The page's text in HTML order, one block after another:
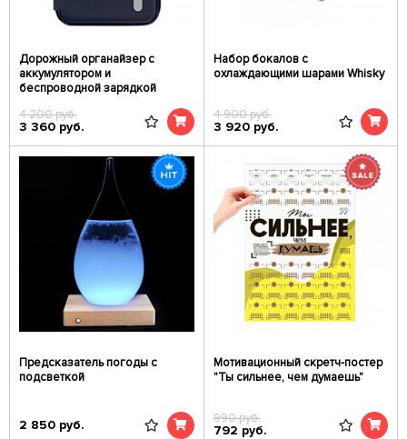
Дорожный органайзер с
аккумулятором и
беспроводной зарядкой
4 200руб.
3 360 руб.
Набор бокалов с
охлаждающими шарами Whisky
4 900руб.
3 920 руб.
Предсказатель погоды с
подсветкой
2 850 руб.
Мотивационный скретч-постер
"Ты сильнее, чем думаешь"
990руб.
792 руб.